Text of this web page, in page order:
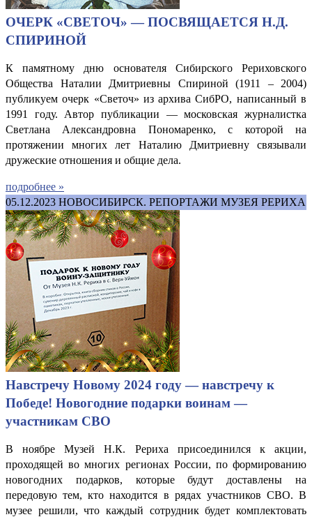
ОЧЕРК «СВЕТОЧ» — ПОСВЯЩАЕТСЯ Н.Д.
СПИРИНОЙ
К памятному дню основателя Сибирского Рериховского
Общества Наталии Дмитриевны Спириной (1911 – 2004)
публикуем очерк «Светоч» из архива СибРО, написанный в
1991 году. Автор публикации — московская журналистка
Светлана Александровна Пономаренко, с которой на
протяжении многих лет Наталию Дмитриевну связывали
дружеские отношения и общие дела.
подробнее »
05.12.2023 НОВОСИБИРСК. РЕПОРТАЖИ МУЗЕЯ РЕРИХА
Навстречу Новому 2024 году — навстречу к
Победе! Новогодние подарки воинам —
участникам СВО
В ноябре Музей Н.К. Рериха присоединился к акции,
проходящей во многих регионах России, по формированию
новогодних подарков, которые будут доставлены на
передовую тем, кто находится в рядах участников СВО. В
музее решили, что каждый сотрудник будет комплектовать